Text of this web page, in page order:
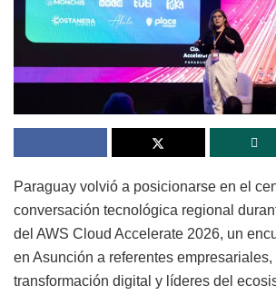
Paraguay volvió a posicionarse en el
conversación tecnológica regional
del AWS Cloud Accelerate 2026, un
en Asunción a referentes
transformación digital y líderes del